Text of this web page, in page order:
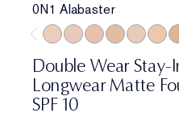
0N1 Alabaster
Double Wear Stay-
Longwear Matte
SPF 10